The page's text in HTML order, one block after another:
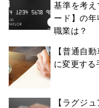
基準を考
ード】の
職業は？
【普通自
に変更する
【ラグジ